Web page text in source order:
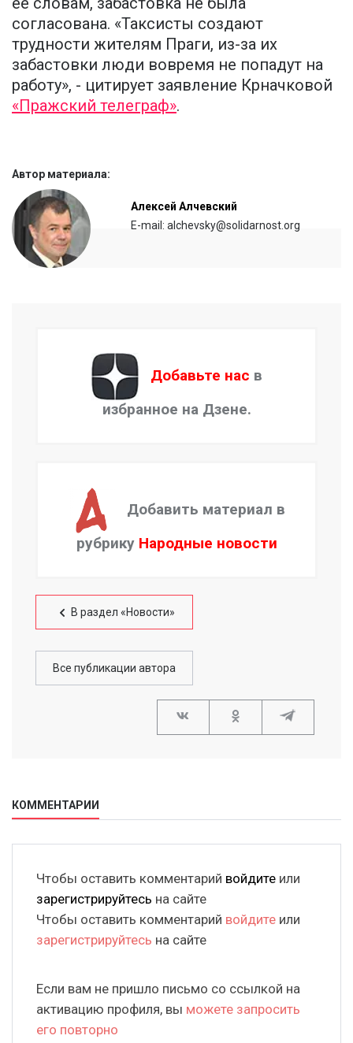
согласована. «Таксисты создают
трудности жителям Праги, из-за их
забастовки люди вовремя не попадут на
работу», - цитирует заявление Крначковой
«Пражский телеграф».
Автор материала:
Алексей Алчевский
E-mail: alchevsky@solidarnost.org
Добавьте нас в
избранное на Дзене.
Добавить материал в
рубрику Народные новости
В раздел «Новости»
Все публикации автора
КОММЕНТАРИИ
Чтобы оставить комментарий войдите или
зарегистрируйтесь на сайте
Чтобы оставить комментарий войдите или
зарегистрируйтесь на сайте
Если вам не пришло письмо со ссылкой на
активацию профиля, вы можете запросить
его повторно